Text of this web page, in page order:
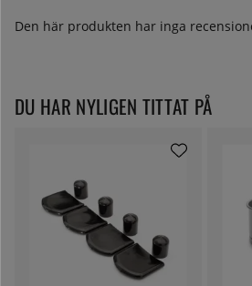
Den här produkten har inga
DU HAR NYLIGEN TITTAT PÅ